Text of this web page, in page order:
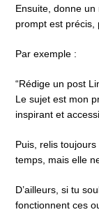
Ensuite, donne un
prompt est précis,
Par exemple :
“Rédige un post
Le sujet est mon
inspirant et
Puis, relis
temps, mais elle
D’ailleurs, si tu
fonctionnent ces